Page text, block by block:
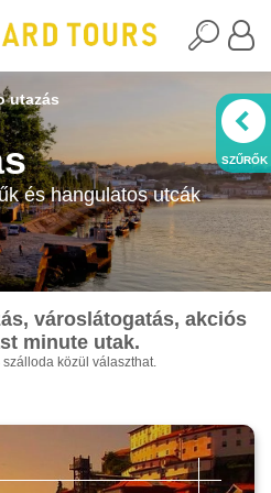
utazás
és hangulatos utcák
városlátogatás, akciós
minute utak.
szálloda közül választhat.